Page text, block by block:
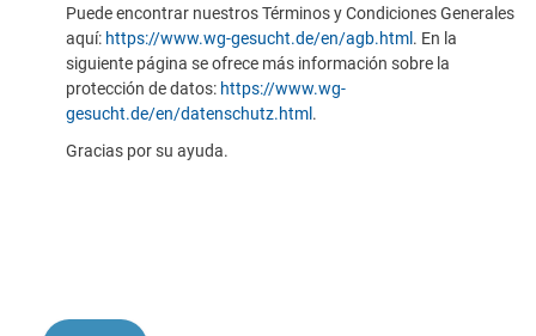
Puede encontrar nuestros Términos y Condiciones Generales
aquí: https://www.wg-gesucht.de/en/agb.html . En la
siguiente página se ofrece más información sobre la
protección de datos: https://www.wg-
gesucht.de/en/datenschutz.html .
Gracias por su ayuda.